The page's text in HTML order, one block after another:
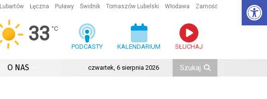
Lubartów Łęczna Puławy Świdnik Tomaszów Lubelski Włodawa Zamość
33 °C
PODCASTY KALENDARIUM SŁUCHAJ
O NAS czwartek, 6 sierpnia 2026